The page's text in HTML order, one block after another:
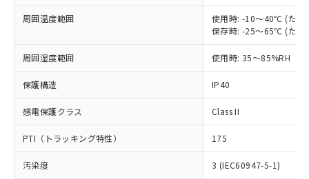
周囲温度範囲
使用時: -10～40℃ (ただ
保存時: -25～65℃ (ただ
周囲湿度範囲 使用時: 35～85%RH
保護構造 IP40
感電保護クラス Class II
PTI（トラッキング特性） 175
汚染度 3 (IEC60947-5-1)
本サービスは、当社制御機器事業取扱
商品の当社在庫状況および標準価格
(税抜)を提供させていただくもので
当社制御機器事業取扱商品の中には、
本サービスの対象外となる商品もある
在庫状況および標準価格照会結果は、
タに基づき作成されるものであり、閲
覧された時点での実際の在庫および標
準価格とは異なる場合があることをご
調査・確認中：EU RoHS指令（10物質）の
非含有の対応状況を調査中または確認中の
非該当品：ライセンス料など無形物で、有
害物質有無と関係のない商品です。
仕入先様の事情により、非含有部品として
いたものが、含有品と判明した場合などや
むを得ず変更することがあります。
*EU RoHS指令（10物質）：
六価クロム(Cr(Ⅵ)) 1000ppm以下、ポリ臭化ビフェニル
※1 中国RoHS○×表
「○」：最大均質材料含有率が中国RoHSの
基準値以下であることを示します。
基準値を超えていることを示します。
「－」：未確認です。当社販売部門へお問
*中国RoHS10物質の基準値 (GB/T26572)：
Pb(鉛) :1000ppm、 Hg(水銀) : 1000ppm、 Cd(カドミウ
当社は、これら貴社製品のうち、外国
為替および外国貿易法に定める商品
（以下｢規制貨物等」という）を輸出
または国外への提供する場合は、日本
国政府の輸出許可(または役務取引許
可)を取得するなどの必要な手続きを
記
説明